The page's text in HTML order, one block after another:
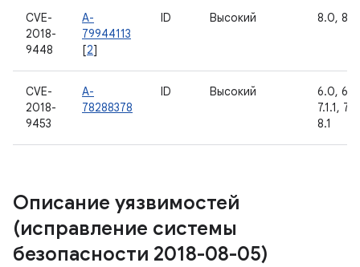
CVE-
2018-
9448
A-
79944113
[2]
ID Высокий 8.0, 8.1
CVE-
2018-
9453
A-
78288378
ID Высокий
6.0,
7.1.1,
8.1
Описание уязвимостей
(исправление системы
безопасности 2018-08-05)